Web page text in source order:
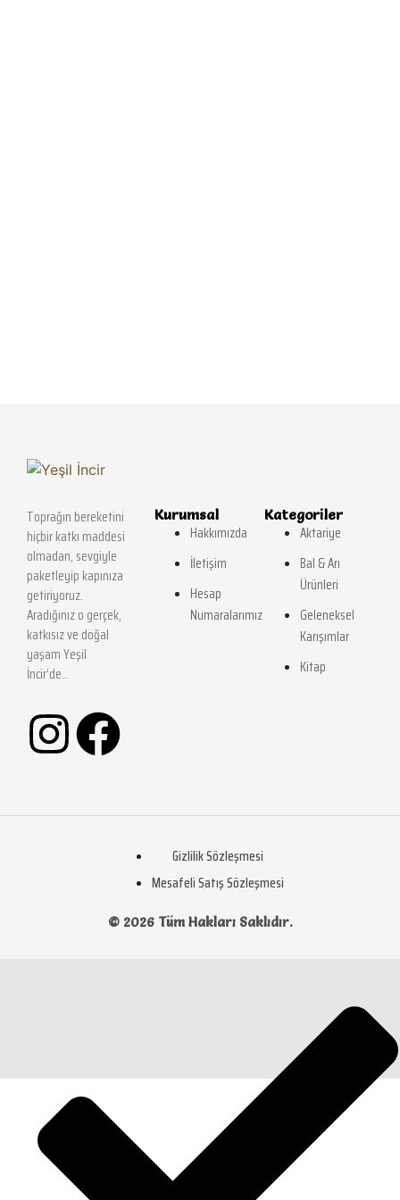
Difüzör (Koyu Kahve)
2.000,00
1.500,00
390,00₺
Toprağın bereketini
hiçbir katkı maddesi
olmadan, sevgiyle
paketleyip kapınıza
getiriyoruz.
Aradığınız o gerçek,
katkısız ve doğal
yaşam Yeşil
İncir’de..
Kurumsal
Hakkımızda
İletişim
Hesap
Numaralarımız
Kategoriler
Aktariye
Bal & Arı
Ürünleri
Geleneksel
Karışımlar
Kitap
Gizlilik Sözleşmesi
Mesafeli Satış Sözleşmesi
© 2026 Tüm Hakları Saklıdır.